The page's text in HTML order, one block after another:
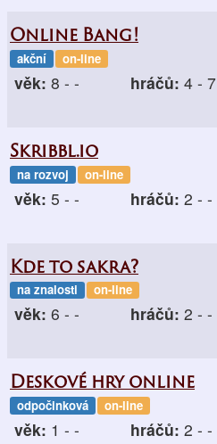
Online Bang!
akční on-line
věk: 8 - - hráčů: 4 - 7
Skribbl.io
na rozvoj on-line
věk: 5 - - hráčů: 2 - -
Kde to sakra?
na znalosti on-line
věk: 6 - - hráčů: 2 - -
Deskové hry online
odpočinková on-line
věk: 1 - - hráčů: 2 - -